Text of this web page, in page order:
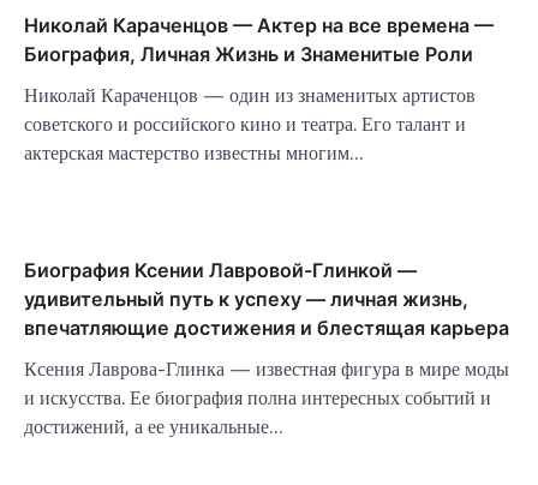
Николай Караченцов — Актер на все времена —
Биография, Личная Жизнь и Знаменитые Роли
Николай Караченцов — один из знаменитых артистов
советского и российского кино и театра. Его талант и
актерская мастерство известны многим…
Биография Ксении Лавровой-Глинкой —
удивительный путь к успеху — личная жизнь,
впечатляющие достижения и блестящая карьера
Ксения Лаврова-Глинка — известная фигура в мире моды
и искусства. Ее биография полна интересных событий и
достижений, а ее уникальные…